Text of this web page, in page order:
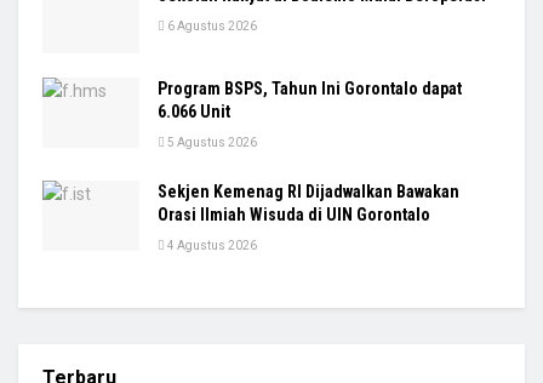
6 Agustus 2026
Program BSPS, Tahun Ini Gorontalo dapat
6.066 Unit
5 Agustus 2026
Sekjen Kemenag RI Dijadwalkan Bawakan
Orasi Ilmiah Wisuda di UIN Gorontalo
4 Agustus 2026
Terbaru